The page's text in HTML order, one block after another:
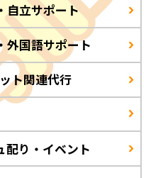
自立サポート
外国語サポート
ト関連代行
配り・イベント